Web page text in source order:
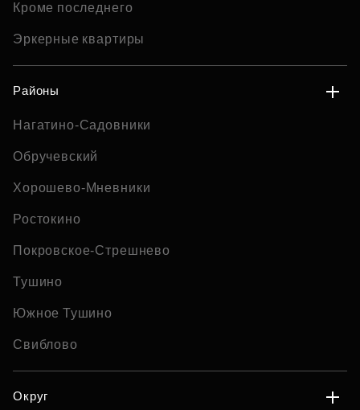
Кроме последнего
Эркерные квартиры
Районы
Нагатино-Садовники
Обручевский
Хорошево-Мневники
Ростокино
Покровское-Стрешнево
Тушино
Южное Тушино
Свиблово
Округ